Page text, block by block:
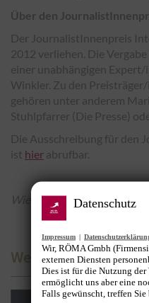
Über den
Der JournalistInnenpreis
2012 verliehen. Die
einer unabhängigen
Winkler. Zu den
gehören unter anderem
Stuhlpfarrer (Die Presse)
Die Ausschreibung für den
ist hier abrufbar.
Wien (OTS) –Foto: ÖIF/
Werbung
Datenschutz
Impressum |
Wir, RÖMA Gmbh
externen Diensten
Dies ist für die Nutzung
ermöglicht uns aber eine
Falls gewünscht, treffen